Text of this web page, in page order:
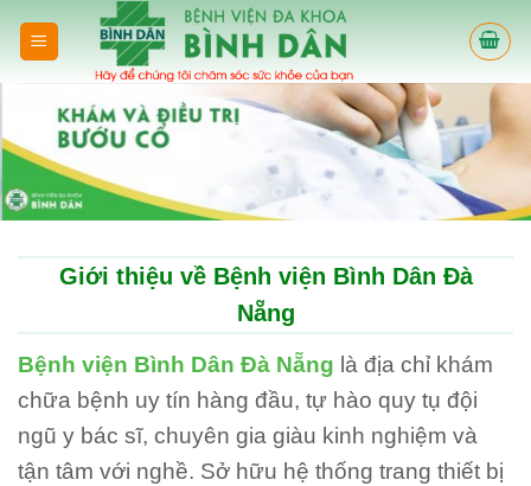
Giới thiệu về Bệnh viện Bình Dân Đà
Nẵng
Bệnh viện Bình Dân Đà Nẵng là địa chỉ khám
chữa bệnh uy tín hàng đầu, tự hào quy tụ đội
ngũ y bác sĩ, chuyên gia giàu kinh nghiệm và
tận tâm với nghề. Sở hữu hệ thống trang thiết bị